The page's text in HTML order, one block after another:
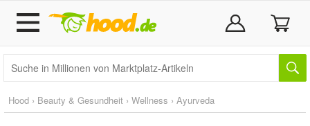
Hood › Beauty & Gesundheit › Wellness › Ayurveda